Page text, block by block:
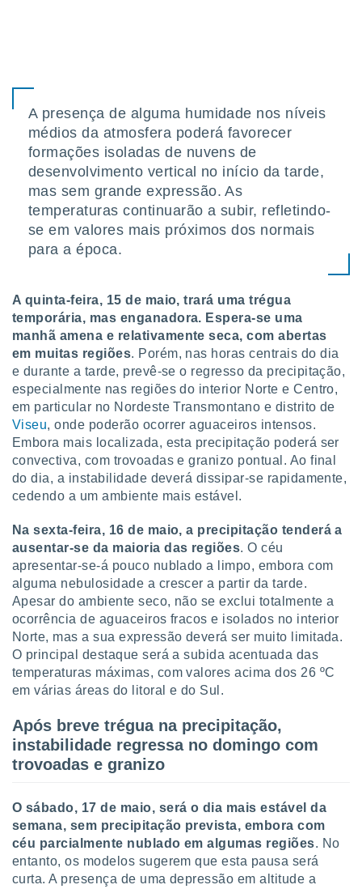
criar
medir
medir o
de
fontes,
e melhorar
dados
através
estudos
de
1199
A presença de alguma humidade nos níveis
médios da atmosfera poderá favorecer
formações isoladas de nuvens de
desenvolvimento vertical no início da tarde,
mas sem grande expressão. As
temperaturas continuarão a subir, refletindo-
se em valores mais próximos dos normais
para a época.
A quinta-feira, 15 de maio, trará uma trégua
temporária, mas enganadora. Espera-se uma
manhã amena e relativamente seca, com abertas
em muitas regiões. Porém, nas horas centrais do dia
e durante a tarde, prevê-se o regresso da precipitação,
especialmente nas regiões do interior Norte e Centro,
em particular no Nordeste Transmontano e distrito de
Viseu, onde poderão ocorrer aguaceiros intensos.
Embora mais localizada, esta precipitação poderá ser
convectiva, com trovoadas e granizo pontual. Ao final
do dia, a instabilidade deverá dissipar-se rapidamente,
cedendo a um ambiente mais estável.
Na sexta-feira, 16 de maio, a precipitação tenderá a
ausentar-se da maioria das regiões. O céu
apresentar-se-á pouco nublado a limpo, embora com
alguma nebulosidade a crescer a partir da tarde.
Apesar do ambiente seco, não se exclui totalmente a
ocorrência de aguaceiros fracos e isolados no interior
Norte, mas a sua expressão deverá ser muito limitada.
O principal destaque será a subida acentuada das
temperaturas máximas, com valores acima dos 26 ºC
em várias áreas do litoral e do Sul.
Após breve trégua na precipitação,
instabilidade regressa no domingo com
trovoadas e granizo
O sábado, 17 de maio, será o dia mais estável da
semana, sem precipitação prevista, embora com
céu parcialmente nublado em algumas regiões. No
entanto, os modelos sugerem que esta pausa será
curta. A presença de uma depressão em altitude a